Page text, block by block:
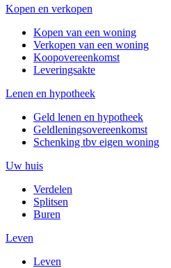
Kopen en verkopen
Kopen van een woning
Verkopen van een woning
Koopovereenkomst
Leveringsakte
Lenen en hypotheek
Geld lenen en hypotheek
Geldleningsovereenkomst
Schenking tbv eigen woning
Uw huis
Verdelen
Splitsen
Buren
Leven
Leven